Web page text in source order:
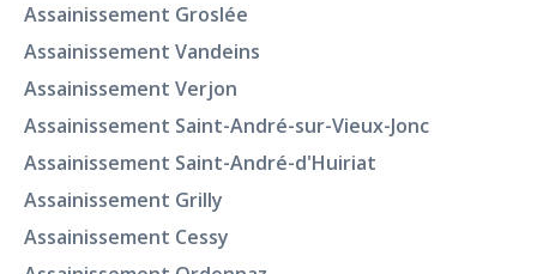
Assainissement Groslée
Assainissement Vandeins
Assainissement Verjon
Assainissement Saint-André-sur-Vieux-Jonc
Assainissement Saint-André-d'Huiriat
Assainissement Grilly
Assainissement Cessy